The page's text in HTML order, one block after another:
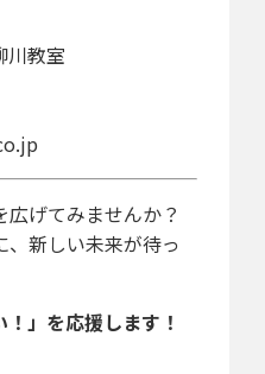
川教室
げてみませんか？
新しい未来が待っ
」を応援します！